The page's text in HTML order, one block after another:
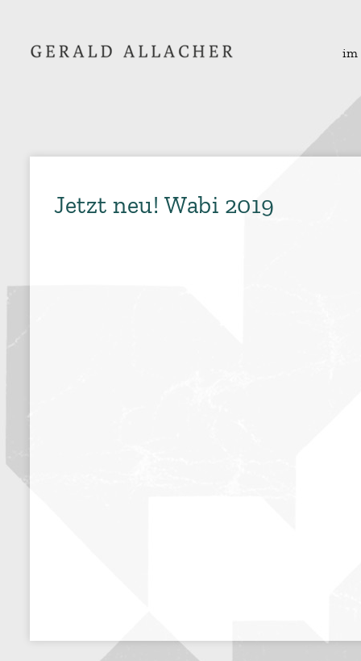
im
Jetzt neu! Wabi 2019